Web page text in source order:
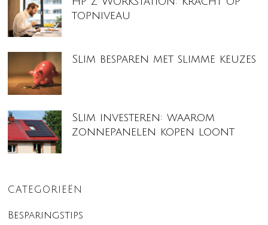
topniveau
Slim besparen met slimme keuzes
Slim investeren: waarom
zonnepanelen kopen loont
CATEGORIEËN
Besparingstips